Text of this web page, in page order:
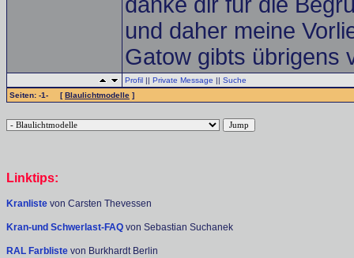
und daher meine
Gatow gibts übrigens
Profil || Private Message || Suche
Seiten: -1- [Blaulichtmodelle ]
Linktips:
Kranliste von Carsten Thevessen
Kran-und Schwerlast-FAQ von Sebastian Suchanek
RAL Farbliste von Burkhardt Berlin